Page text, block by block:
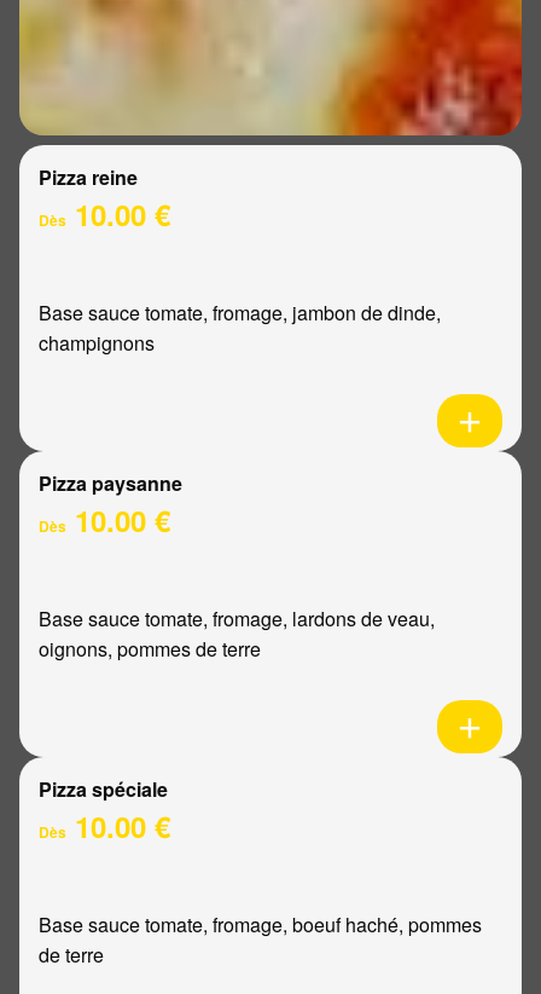
Pizza reine
Dès 10.00 €
Base sauce tomate, fromage, jambon de dinde,
champignons
Pizza paysanne
Dès 10.00 €
Base sauce tomate, fromage, lardons de veau,
oignons, pommes de terre
Pizza spéciale
Dès 10.00 €
Base sauce tomate, fromage, boeuf haché, pommes
de terre